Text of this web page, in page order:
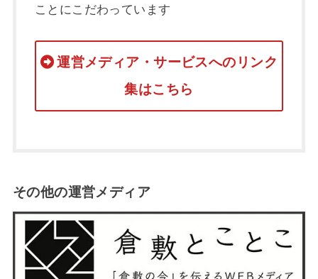
ことにこだわっています
運営メディア・サービスへのリンク
集はこちら
その他の運営メディア